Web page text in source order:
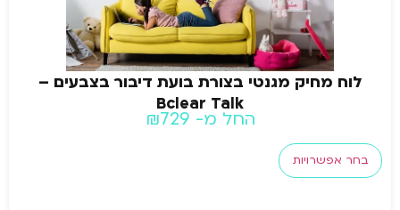
לוח מחיק מגנטי בצורת בועת דיבור בצבעים –
Bclear Talk
החל מ- ₪729
בחר אפשרויות